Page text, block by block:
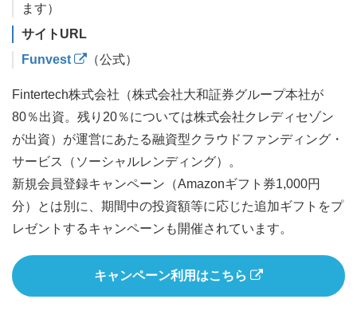
ます）
サイトURL
Funvest
（公式）
Fintertech株式会社（株式会社大和証券グループ本社が
80％出資。残り20％については株式会社クレディセゾン
が出資）が運営にあたる融資型クラウドファンディング・
サービス（ソーシャルレンディング）。
新規会員登録キャンペーン（Amazonギフト券1,000円
分）とは別に、期間中の投資額等に応じた追加ギフトをプ
レゼントするキャンペーンも開催されています。
キャンペーン利用はこちら